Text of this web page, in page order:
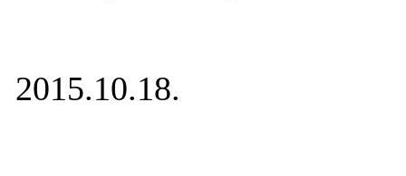
2015.10.18.